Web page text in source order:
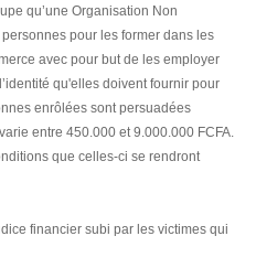
qu’une Organisation Non
pour les former dans les
avec pour but de les employer
qu'elles doivent fournir pour
enrôlées sont persuadées
entre 450.000 et 9.000.000 FCFA.
que celles-ci se rendront
financier subi par les victimes qui